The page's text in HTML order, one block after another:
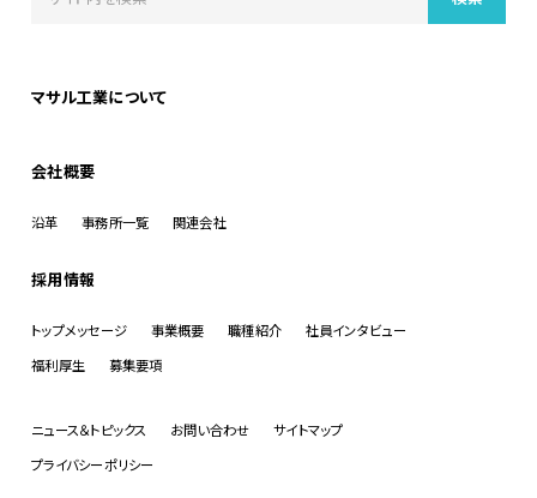
マサル工業について
会社概要
沿革 事務所一覧 関連会社
採用情報
トップメッセージ 事業概要 職種紹介
社員インタビュー
福利厚生
募集要項
ニュース＆トピックス お問い合わせ
サイトマップ
プライバシーポリシー